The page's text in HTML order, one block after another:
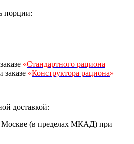
порции:
«Стандартного рациона
заказе «Конструктора рациона»
доставкой:
Москве (в пределах МКАД) при